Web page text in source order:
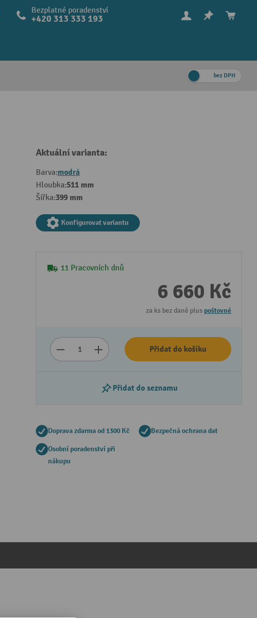
Bezplatné poradenství
+420 313 333 193
bez DPH
Aktuální varianta:
Barva:modrá
Hloubka:511 mm
Šířka:399 mm
Konfigurovat variantu
11 Pracovních dnů
6 660 Kč
za ks bez daně plus poštovné
Přidat do košíku
Přidat do seznamu
Doprava zdarma od 1300 Kč Bezpečná ochrana dat
Osobní poradenství při
nákupu